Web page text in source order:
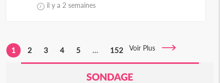
il y a 2 semaines
1 2 3 4 5 ... 152 Voir Plus
SONDAGE